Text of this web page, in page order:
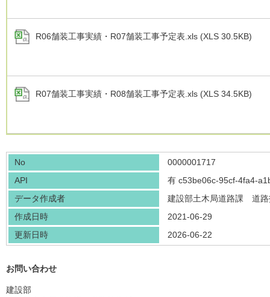
R06舗装工事実績・R07舗装工事予定表.xls (XLS 30.5KB)
R07舗装工事実績・R08舗装工事予定表.xls (XLS 34.5KB)
No
0000001717
API
有 c53be06c-95cf-4fa4-
データ作成者
建設部土木局道路課 道路
作成日時
2021-06-29
更新日時
2026-06-22
お問い合わせ
建設部